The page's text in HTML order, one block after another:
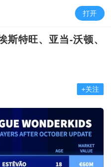
打开
斯特旺、亚当-沃顿、
+关注